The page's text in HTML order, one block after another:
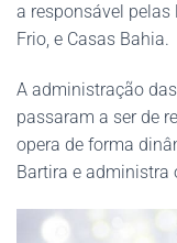
a responsável
Frio, e Casas Bahia.
A administração
passaram a ser de
opera de forma
Bartira e administra